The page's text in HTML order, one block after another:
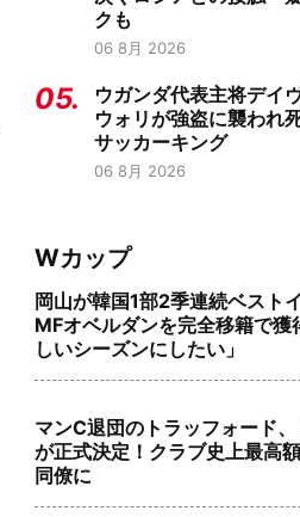
クも
06 8月 2026
05.
ウガンダ代表主将デイ
ウォリが強盗に襲われ
サッカーキング
06 8月 2026
Wカップ
岡山が韓国1部2季連続ベスト
MFオベルダンを完全移籍で獲
しいシーズンにしたい」
マンC退団のトラッフォード
が正式決定！クラブ史上最高
同僚に